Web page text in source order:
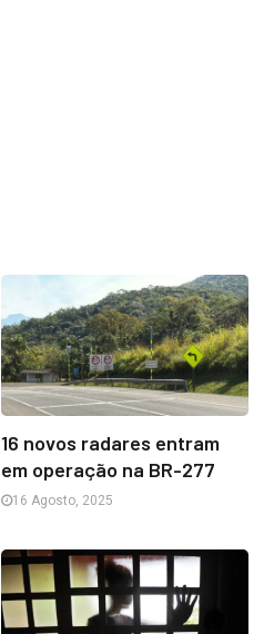
16 novos radares entram
em operação na BR-277
16 Agosto, 2025